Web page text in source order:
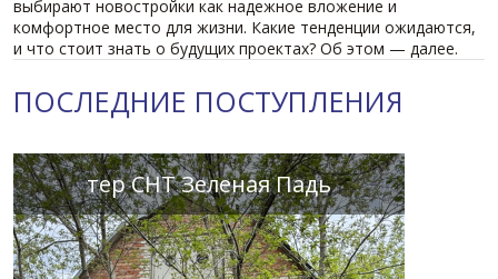
выбирают новостройки как надежное вложение и
комфортное место для жизни. Какие тенденции ожидаются,
и что стоит знать о будущих проектах? Об этом — далее.
ПОСЛЕДНИЕ ПОСТУПЛЕНИЯ
тер СНТ Зеленая Падь